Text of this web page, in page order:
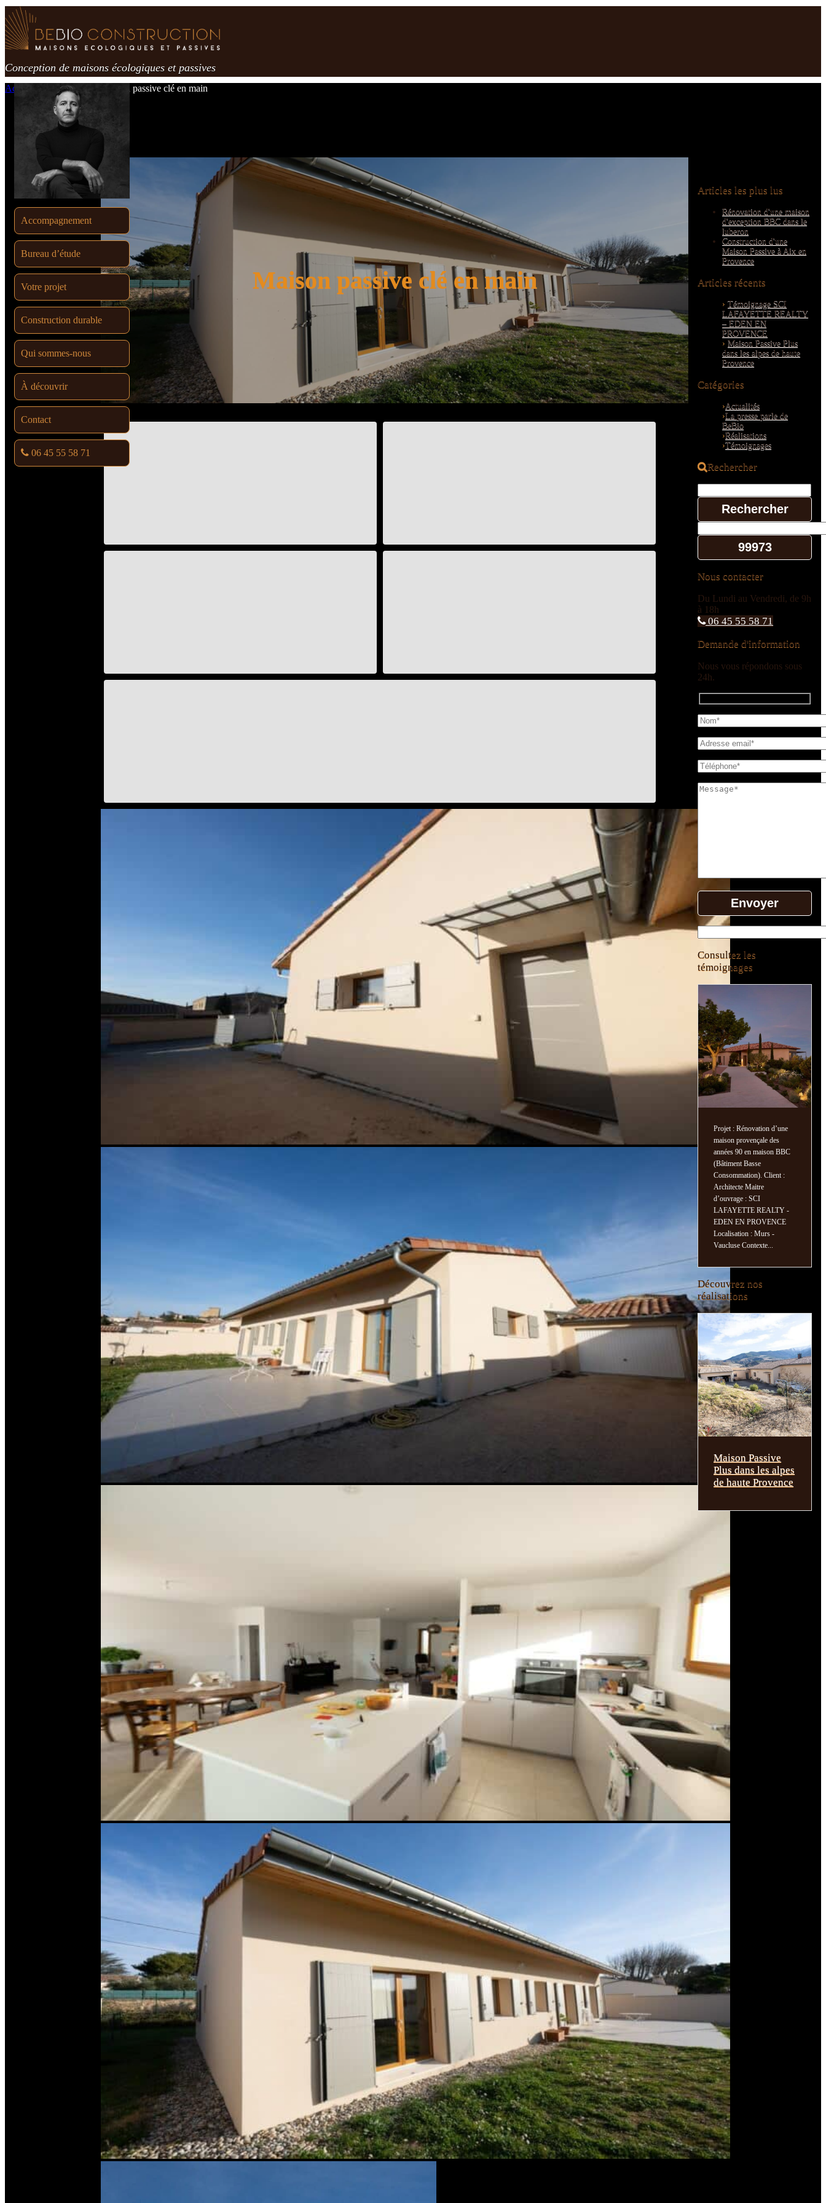
Passer
au
contenu
Conception de maisons écologiques et passives
Accueil Réalisations Maison passive clé en main
Accompagnement
Bureau d’étude
Votre projet
Construction durable
Qui sommes-nous
À découvrir
Contact
06 45 55 58 71
Maison passive clé en main
Articles les plus lus
Rénovation d'une maison
d'exception BBC dans le
luberon
Construction d'une
Maison Passive à Aix en
Provence
Articles récents
Témoignage SCI
LAFAYETTE REALTY
– EDEN EN
PROVENCE
Maison Passive Plus
dans les alpes de haute
Provence
Catégories
Actualités
La presse parle de
BeBio
Réalisations
Témoignages
Rechercher
Nous contacter
Du Lundi au Vendredi, de 9h
à 18h
06 45 55 58 71
Demande d'information
Nous vous répondons sous
24h.
Consultez les
témoignages
Projet : Rénovation d’une
maison provençale des
années 90 en maison BBC
(Bâtiment Basse
Consommation). Client :
Architecte Maitre
d’ouvrage : SCI
LAFAYETTE REALTY -
EDEN EN PROVENCE
Localisation : Murs -
Vaucluse Contexte...
Découvrez nos
réalisations
Maison Passive
Plus dans les alpes
de haute Provence